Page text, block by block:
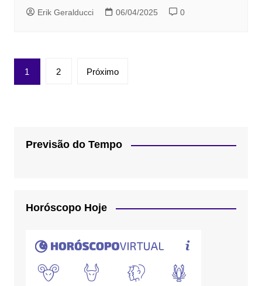
Erik Geralducci 06/04/2025 0
Paginação
de
1 2 Próximo
Previsão do Tempo
Horóscopo Hoje